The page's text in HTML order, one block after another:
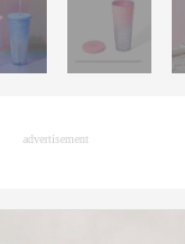
advertisement